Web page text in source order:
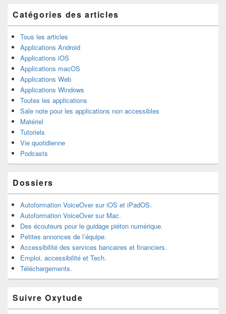
latérale
Catégories des articles
Tous les articles
Applications Android
Applications iOS
Applications macOS
Applications Web
Applications Windows
Toutes les applications
Sale note pour les applications non accessibles
Matériel
Tutoriels
Vie quotidienne
Podcasts
Dossiers
Autoformation VoiceOver sur iOS et iPadOS.
Autoformation VoiceOver sur Mac.
Des écouteurs pour le guidage piéton numérique.
Petites annonces de l’équipe.
Accessibilité des services bancaires et financiers.
Emploi, accessibilité et Tech.
Téléchargements.
Suivre Oxytude